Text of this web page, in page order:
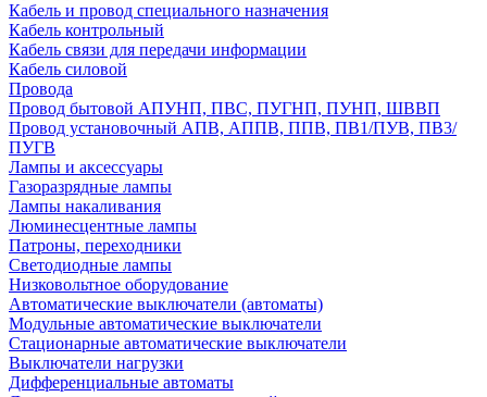
Кабель и провод специального назначения
Кабель контрольный
Кабель связи для передачи информации
Кабель силовой
Провода
Провод бытовой АПУНП, ПВС, ПУГНП, ПУНП, ШВВП
Провод установочный АПВ, АППВ, ППВ, ПВ1/ПУВ, ПВ3/
ПУГВ
Лампы и аксессуары
Газоразрядные лампы
Лампы накаливания
Люминесцентные лампы
Патроны, переходники
Светодиодные лампы
Низковольтное оборудование
Автоматические выключатели (автоматы)
Модульные автоматические выключатели
Стационарные автоматические выключатели
Выключатели нагрузки
Дифференциальные автоматы